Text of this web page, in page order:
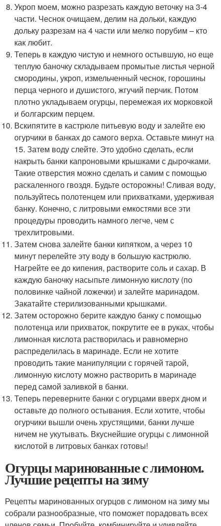
Укроп моем, можно разрезать каждую веточку на 3-4
части. Чеснок очищаем, делим на дольки, каждую
дольку разрезам на 4 части или мелко порубим – кто
как любит.
Теперь в каждую чистую и немного остывшую, но еще
теплую баночку складываем промытые листья черной
смородины, укроп, измельченный чеснок, горошины
перца черного и душистого, жгучий перчик. Потом
плотно укладываем огурцы, перемежая их морковкой
и болгарским перцем.
Вскипятите в кастрюле питьевую воду и залейте ею
огурчики в банках до самого верха. Оставьте минут на
15. Затем воду слейте. Это удобно сделать, если
накрыть банки капроновыми крышками с дырочками.
Такие отверстия можно сделать и самим с помощью
раскаленного гвоздя. Будьте осторожны! Сливая воду,
пользуйтесь полотенцем или прихватками, удерживая
банку. Конечно, с литровыми емкостями все эти
процедуры проводить намного легче, чем с
трехлитровыми.
Затем снова залейте банки кипятком, а через 10
минут перелейте эту воду в большую кастрюлю.
Нагрейте ее до кипения, растворите соль и сахар. В
каждую баночку насыпьте лимонную кислоту (по
половинке чайной ложечки) и залейте маринадом.
Закатайте стерилизованными крышками.
Затем осторожно берите каждую банку с помощью
полотенца или прихваток, покрутите ее в руках, чтобы
лимонная кислота растворилась и равномерно
распределилась в маринаде. Если не хотите
проводить такие манипуляции с горячей тарой,
лимонную кислоту можно растворить в маринаде
перед самой заливкой в банки.
Теперь переверните банки с огурцами вверх дном и
оставьте до полного остывания. Если хотите, чтобы
огурчики вышли очень хрустящими, банки лучше
ничем не укутывать. Вкуснейшие огурцы с лимонной
кислотой в литровых банках готовы!
Огурцы маринованные с лимоном.
Лучшие рецепты на зиму
Рецепты маринованных огурцов с лимоном на зиму мы
собрали разнообразные, что поможет порадовать всех